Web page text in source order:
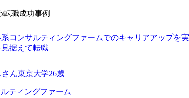
た部分なので、お手伝いいただき本当に良かったです
ローバル案件にも携われるようになったので、特にあ
転職活動でした。 転職前は年収900万円、転職後は年
万円も年収があがり、望外の結果に満足しています
ント最上位でオファーをいただき、とても嬉しいです
います。
の理由です。 具体的に申し上げると、私のような
の方の転職支援実績が豊富だったことが大きいです。
ンサルティングファームへの転職に有利なのは30代
ていたので、難しい部分もあるとは理解していました
体的に棚卸することができて良かったです。今まで自
仕事が、どのようにコンサルタントとして活かせる
転職成功事例
系コンサルティングファームでのキャリアアップを
見据えて転職
さん東京大学26歳
ティングファーム